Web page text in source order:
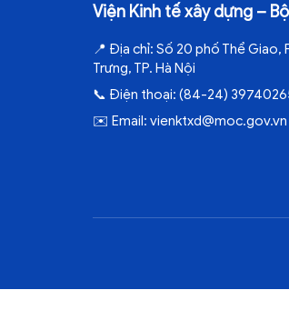
Viện Kinh tế xây dựng –
📍 Địa chỉ: Số 20 phố Thể Giao,
Trưng, TP. Hà Nội
📞 Điện thoại: (84-24)
✉️ Email: vienktxd@moc.gov.vn